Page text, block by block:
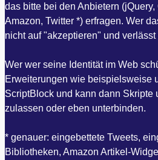
das bitte bei den Anbietern (jQuery,
Amazon, Twitter *) erfragen. Wer
nicht auf "akzeptieren" und verlässt
Wer wer seine Identität im Web
Erweiterungen wie beispielsweise
ScriptBlock und kann dann Skripte
zulassen oder eben unterbinden.
* genauer: eingebettete Tweets,
Bibliotheken, Amazon Artikel-